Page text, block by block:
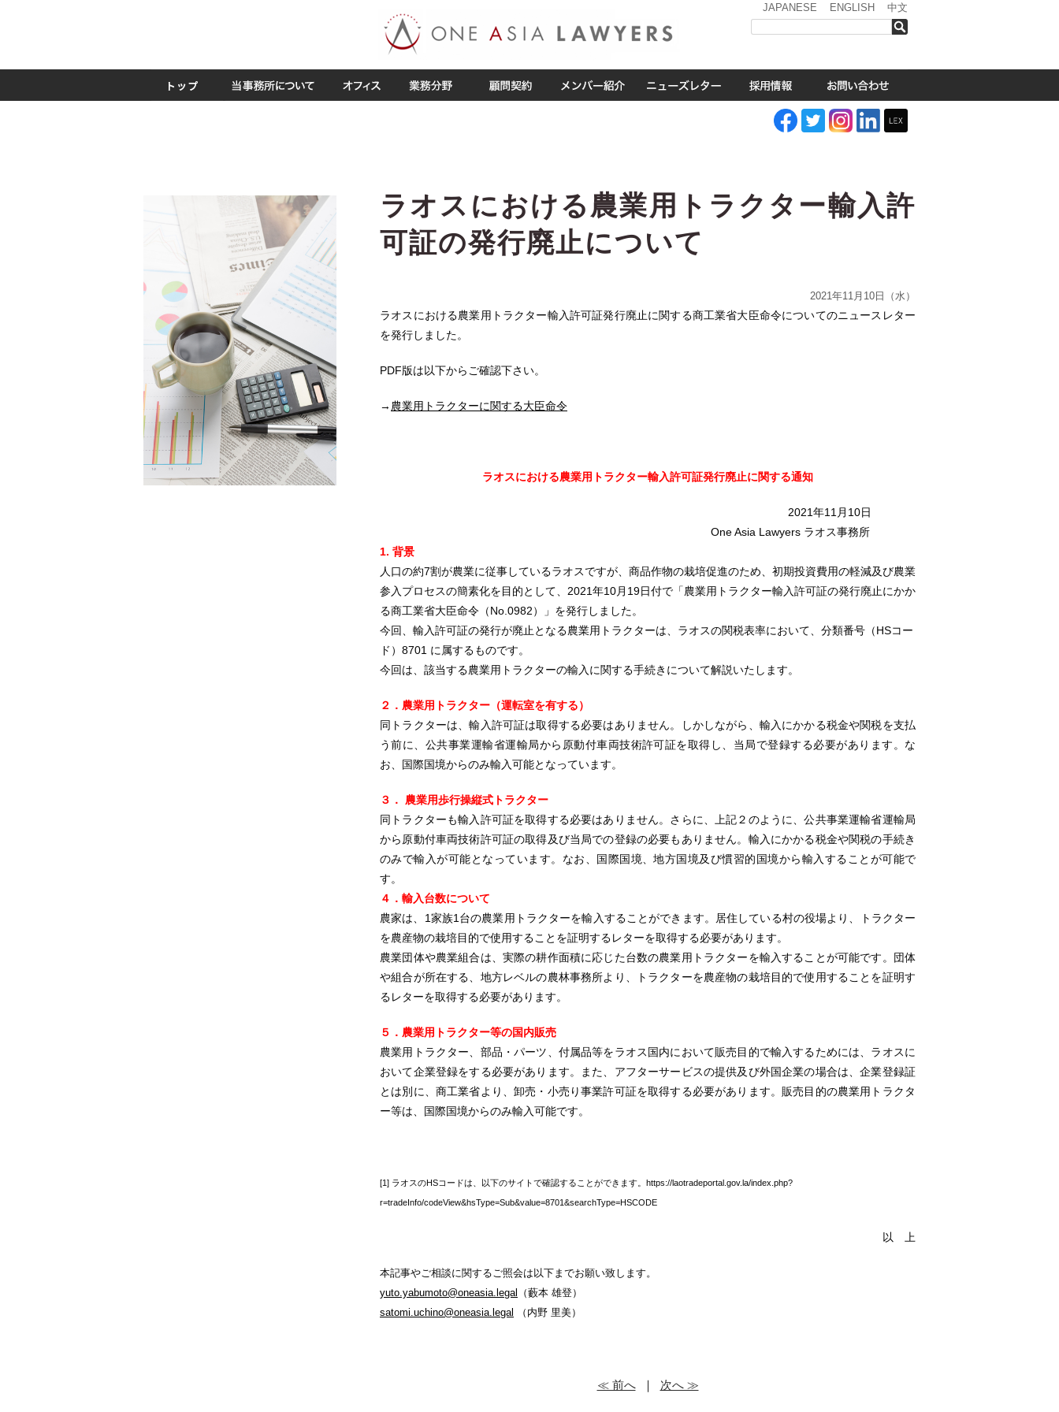
JAPANESE ENGLISH 中文
ラオスにおける農業用トラクター輸入許
可証の発行廃止について
2021年11月10日（水）
ラオスにおける農業用トラクター輸入許可証発行廃止に関する商工業省大臣命令についてのニュースレター
を発行しました。
PDF版は以下からご確認下さい。
→ 農業用トラクターに関する大臣命令
ラオスにおける農業用トラクター輸入許可証発行廃止に関する通知
2021年11月10日
One Asia Lawyers ラオス事務所
1. 背景
人口の約7割が農業に従事しているラオスですが、商品作物の栽培促進のため、初期投資費用の軽減及び農業
参入プロセスの簡素化を目的として、2021年10月19日付で「農業用トラクター輸入許可証の発行廃止にかか
る商工業省大臣命令（No.0982）」を発行しました。
今回、輸入許可証の発行が廃止となる農業用トラクターは、ラオスの関税表率において、分類番号（HSコー
ド）8701 に属するものです。
今回は、該当する農業用トラクターの輸入に関する手続きについて解説いたします。
２．農業用トラクター（運転室を有する）
同トラクターは、輸入許可証は取得する必要はありません。しかしながら、輸入にかかる税金や関税を支払
う前に、公共事業運輸省運輸局から原動付車両技術許可証を取得し、当局で登録する必要があります。な
お、国際国境からのみ輸入可能となっています。
３． 農業用歩行操縦式トラクター
同トラクターも輸入許可証を取得する必要はありません。さらに、上記２のように、公共事業運輸省運輸局
から原動付車両技術許可証の取得及び当局での登録の必要もありません。輸入にかかる税金や関税の手続き
のみで輸入が可能となっています。なお、国際国境、地方国境及び慣習的国境から輸入することが可能で
す。
４．輸入台数について
農家は、1家族1台の農業用トラクターを輸入することができます。居住している村の役場より、トラクター
を農産物の栽培目的で使用することを証明するレターを取得する必要があります。
農業団体や農業組合は、実際の耕作面積に応じた台数の農業用トラクターを輸入することが可能です。団体
や組合が所在する、地方レベルの農林事務所より、トラクターを農産物の栽培目的で使用することを証明す
るレターを取得する必要があります。
５．農業用トラクター等の国内販売
農業用トラクター、部品・パーツ、付属品等をラオス国内において販売目的で輸入するためには、ラオスに
おいて企業登録をする必要があります。また、アフターサービスの提供及び外国企業の場合は、企業登録証
とは別に、商工業省より、卸売・小売り事業許可証を取得する必要があります。販売目的の農業用トラクタ
ー等は、国際国境からのみ輸入可能です。
[1] ラオスのHSコードは、以下のサイトで確認することができます。https://laotradeportal.gov.la/index.php?
r=tradeInfo/codeView&hsType=Sub&value=8701&searchType=HSCODE
以 上
本記事やご相談に関するご照会は以下までお願い致します。
yuto.yabumoto@oneasia.legal
（藪本 雄登）
satomi.uchino@oneasia.legal
（内野 里美）
≪ 前へ｜ 次へ ≫